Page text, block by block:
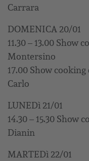
Carrara
DOMENICA 20/01
11.30 – 13.00 Show
Montersino
17.00 Show
Carlo
LUNEDì 21/01
14.30 – 15.30 Show
Dianin
MARTEDì 22/01